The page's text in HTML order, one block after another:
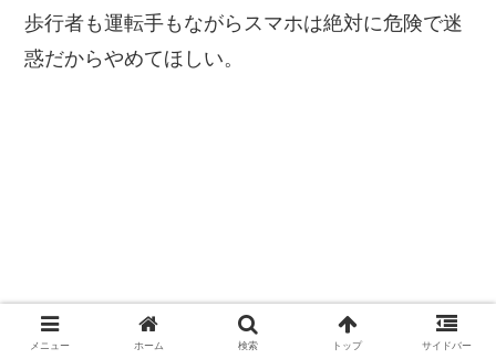
歩行者も運転手もながらスマホは絶対に危険で迷
惑だからやめてほしい。
メニュー ホーム 検索 トップ サイドバー